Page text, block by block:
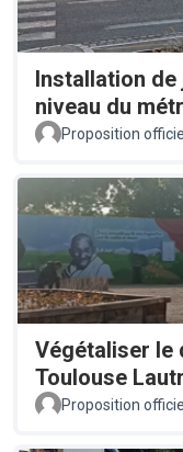
Installation
niveau du
Proposition
Végétaliser le
Toulouse
Proposition